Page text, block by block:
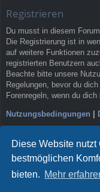
Diese Website
bestmöglichen
bieten. Mehr
Registrieren
Du musst in diesem
Die Registrierung ist in
auf weitere Funktionen
registrierten Benutzern
Beachte bitte unsere
Regelungen, bevor du
Forenregeln, wenn du
Nutzungsbedingungen |
Registrieren
Portal Foren-